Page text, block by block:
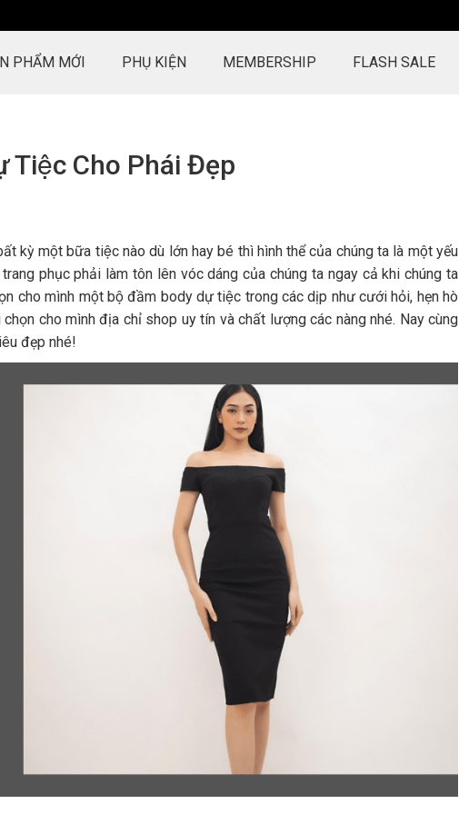
PHẨM MỚI PHỤ KIỆN MEMBERSHIP FLASH SALE
Tiệc Cho Phái Đẹp
kỳ một bữa tiệc nào dù lớn hay bé thì hình thể của chúng ta là một yếu
phục phải làm tôn lên vóc dáng của chúng ta ngay cả khi chúng ta
cho mình một bộ đầm body dự tiệc trong các dịp như cưới hỏi, hẹn hò
cho mình địa chỉ shop uy tín và chất lượng các nàng nhé. Nay cùng
đẹp nhé!
HoYang làm việc rất chuyên
thiện. Thỉnh thoảng còn up hình
sưu tầm rất kute nữa. Địa chỉ
mua sắm online đáng tin cậy. Hi
vọng sau này HoYang sẽ bán
thêm nước hoa hàng hiệu nữa thì
hàng khi tư vấn, không phải chỉ
cần bán bằng được như một số
người khác. Ấn tượng tốt thứ hai
là khi nhận hàng, từ cách thức
đóng gói, bao bì, v..v..đều thể hiện
tính chuyên nghiệp, tôn trọng
khách hàng.
ĐẶNG THẬP NƯƠNG